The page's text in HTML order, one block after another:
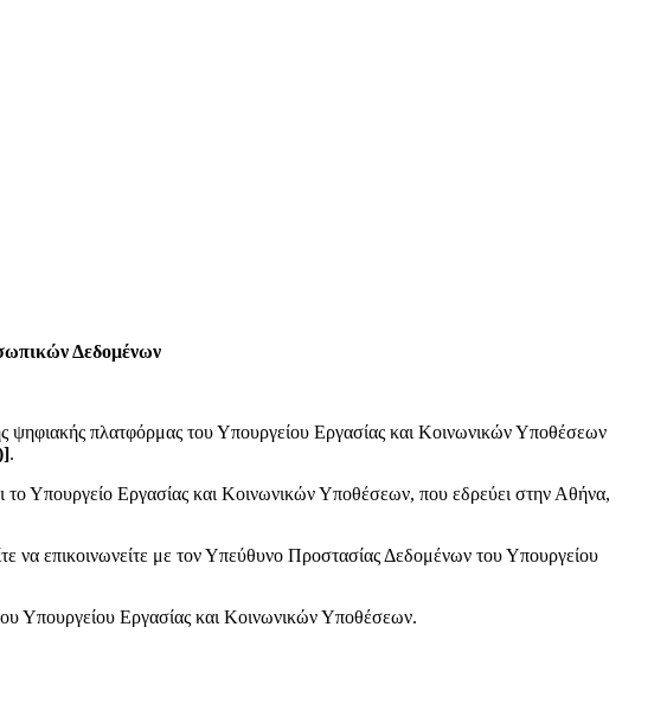
Δεδομένων
πλατφόρμας του Υπουργείου Εργασίας και Κοινωνικών Υποθέσεων
].
Υπουργείο Εργασίας και Κοινωνικών Υποθέσεων, που εδρεύει στην Αθήνα,
επικοινωνείτε με τον Υπεύθυνο Προστασίας Δεδομένων του Υπουργείου
Υπουργείου Εργασίας και Κοινωνικών Υποθέσεων.